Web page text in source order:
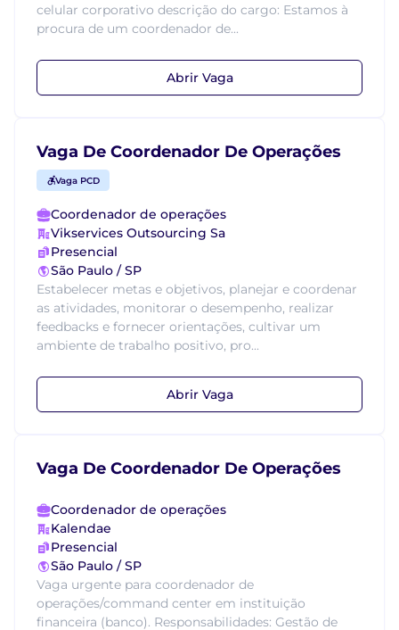
celular corporativo descrição do cargo: Estamos à
procura de um coordenador de...
Abrir Vaga
Vaga De Coordenador De Operações
Vaga PCD
Coordenador de operações
Vikservices Outsourcing Sa
Presencial
São Paulo / SP
Estabelecer metas e objetivos, planejar e coordenar
as atividades, monitorar o desempenho, realizar
feedbacks e fornecer orientações, cultivar um
ambiente de trabalho positivo, pro...
Abrir Vaga
Vaga De Coordenador De Operações
Coordenador de operações
Kalendae
Presencial
São Paulo / SP
Vaga urgente para coordenador de
operações/command center em instituição
financeira (banco). Responsabilidades: Gestão de